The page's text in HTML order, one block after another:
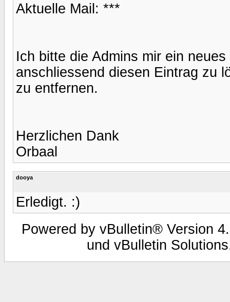
Aktuelle Mail: ***
Ich bitte die Admins mir ein
anschliessend diesen Eintrag zu
zu entfernen.
Herzlichen Dank
Orbaal
dooya
Erledigt. :)
Powered by vBulletin® Version
und vBulletin